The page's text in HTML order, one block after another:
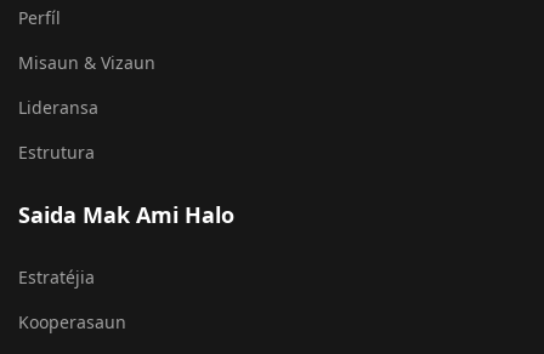
Perfíl
Misaun & Vizaun
Lideransa
Estrutura
Saida Mak Ami Halo
Estratéjia
Kooperasaun